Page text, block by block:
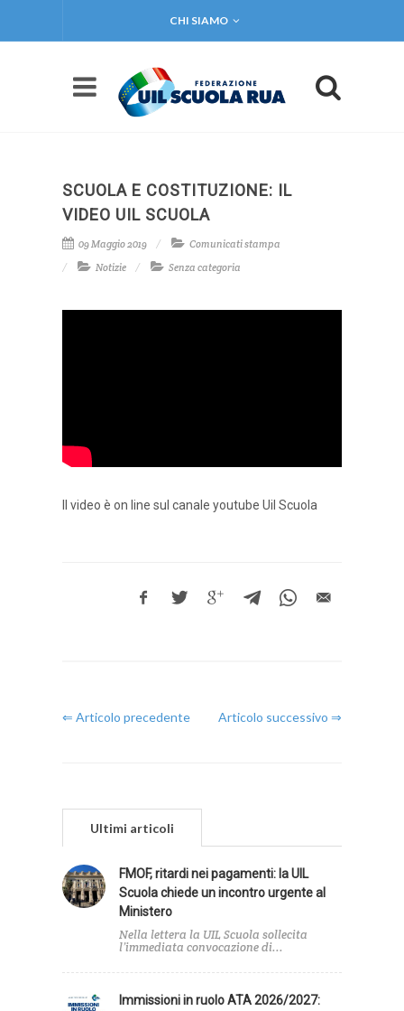
CHI SIAMO
SCUOLA E COSTITUZIONE: IL
VIDEO UIL SCUOLA
09 Maggio 2019
Comunicati stampa
Notizie
Senza categoria
Il video è on line sul canale youtube Uil Scuola
⇐ Articolo precedente Articolo successivo ⇒
Ultimi articoli
FMOF, ritardi nei pagamenti: la UIL
Scuola chiede un incontro urgente al
Ministero
Nella lettera la UIL Scuola sollecita
l’immediata convocazione di...
Immissioni in ruolo ATA 2026/2027: